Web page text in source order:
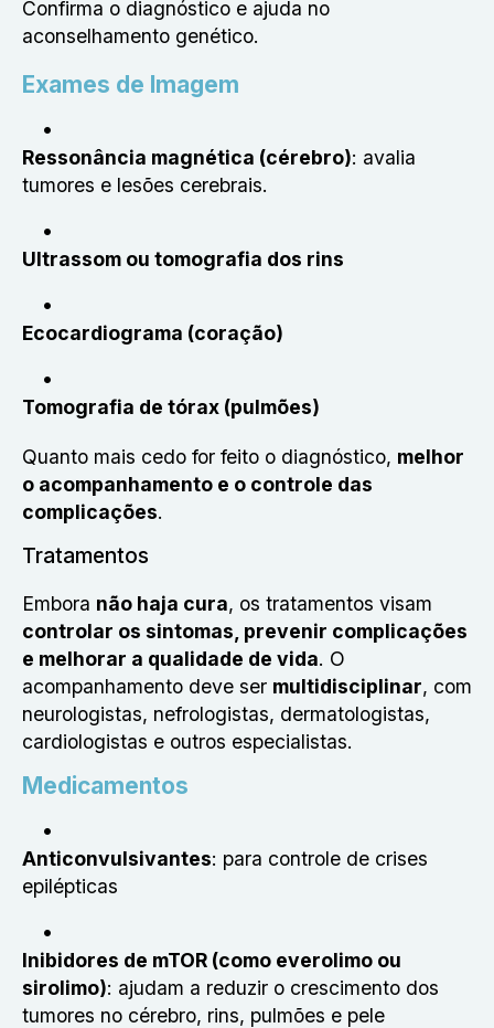
Confirma o diagnóstico e ajuda no
aconselhamento genético.
Exames de Imagem
Ressonância magnética (cérebro): avalia
tumores e lesões cerebrais.
Ultrassom ou tomografia dos rins
Ecocardiograma (coração)
Tomografia de tórax (pulmões)
Quanto mais cedo for feito o diagnóstico, melhor
o acompanhamento e o controle das
complicações.
Tratamentos
Embora não haja cura, os tratamentos visam
controlar os sintomas, prevenir complicações
e melhorar a qualidade de vida. O
acompanhamento deve ser multidisciplinar, com
neurologistas, nefrologistas, dermatologistas,
cardiologistas e outros especialistas.
Medicamentos
Anticonvulsivantes: para controle de crises
epilépticas
Inibidores de mTOR (como everolimo ou
sirolimo): ajudam a reduzir o crescimento dos
tumores no cérebro, rins, pulmões e pele